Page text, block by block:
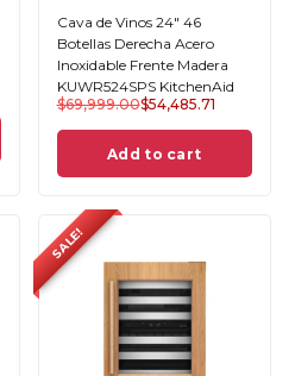
Cava de Vinos 24" 46
Botellas Derecha Acero
Inoxidable Frente Madera
KUWR524SPS KitchenAid
$69,999.00$54,485.71
Add to cart
SALE!